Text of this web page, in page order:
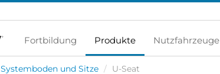
Fortbildung Produkte Nutzfahrzeuge
Systemboden und Sitze / U-Seat